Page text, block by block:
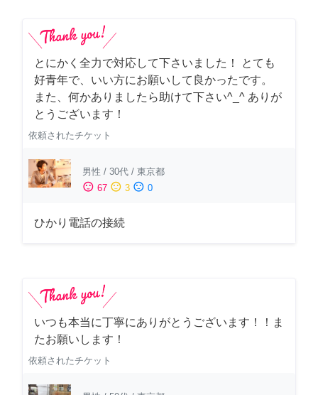
とにかく全力で対応して下さいました！ とても
好青年で、いい方にお願いして良かったです。
また、何かありましたら助けて下さい^_^ ありが
とうございます！
依頼されたチケット
男性 / 30代 / 東京都
sentiment_satisfied 67 sentiment_neutral 3 sentiment_dissatisfied 0
ひかり電話の接続
いつも本当に丁寧にありがとうございます！！ま
たお願いします！
依頼されたチケット